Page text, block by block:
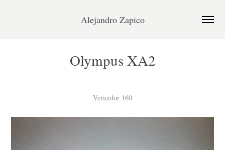
Alejandro Zapico
Olympus XA2
Vericolor 160